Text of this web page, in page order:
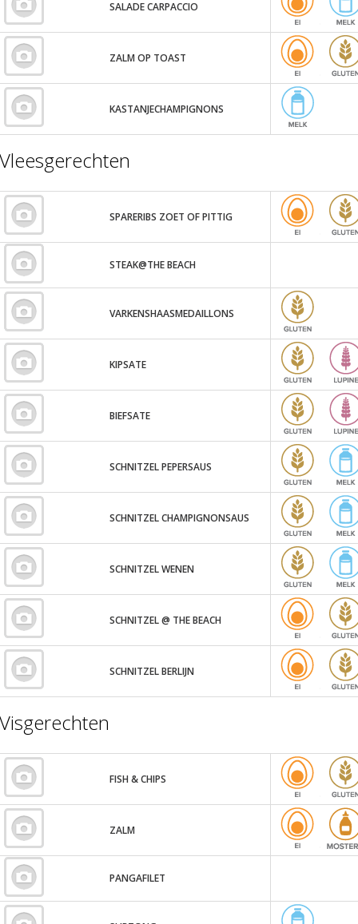
SALADE CARPACCIO
ZALM OP TOAST
KASTANJECHAMPIGNONS
Vleesgerechten
SPARERIBS ZOET OF PITTIG
STEAK@THE BEACH
VARKENSHAASMEDAILLONS
KIPSATE
BIEFSATE
SCHNITZEL PEPERSAUS
SCHNITZEL CHAMPIGNONSAUS
SCHNITZEL WENEN
SCHNITZEL @ THE BEACH
SCHNITZEL BERLIJN
Visgerechten
FISH & CHIPS
ZALM
PANGAFILET